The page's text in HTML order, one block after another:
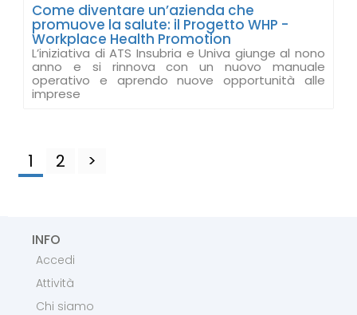
Come diventare un’azienda che
promuove la salute: il Progetto WHP -
Workplace Health Promotion
L’iniziativa di ATS Insubria e Univa giunge al nono
anno e si rinnova con un nuovo manuale
operativo e aprendo nuove opportunità alle
imprese
1 2 >
INFO
Accedi
Attività
Chi siamo